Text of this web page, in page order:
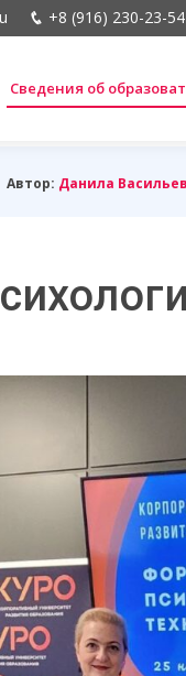
+8 (916) 230-23-54
Сведения об
Автор: Данила